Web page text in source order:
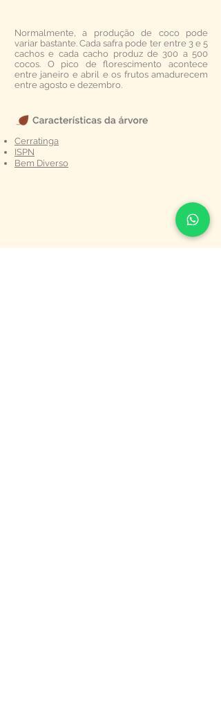
Normalmente, a produção de coco pode
variar bastante. Cada safra pode ter entre 3 e 5
cachos e cada cacho produz de 300 a 500
cocos. O pico de florescimento acontece
entre janeiro e abril e os frutos amadurecem
entre agosto e dezembro.
Cerratinga
ISPN
Bem Diverso